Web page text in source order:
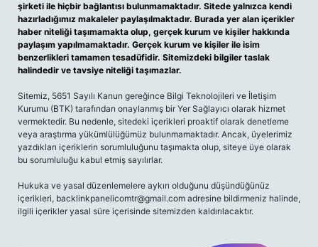
şirketi ile hiçbir bağlantısı bulunmamaktadır. Sitede yalnızca kendi
hazırladığımız makaleler paylaşılmaktadır. Burada yer alan içerikler
haber niteliği taşımamakta olup, gerçek kurum ve kişiler hakkında
paylaşım yapılmamaktadır. Gerçek kurum ve kişiler ile isim
benzerlikleri tamamen tesadüfidir. Sitemizdeki bilgiler taslak
halindedir ve tavsiye niteliği taşımazlar.
Sitemiz, 5651 Sayılı Kanun gereğince Bilgi Teknolojileri ve İletişim
Kurumu (BTK) tarafından onaylanmış bir Yer Sağlayıcı olarak hizmet
vermektedir. Bu nedenle, sitedeki içerikleri proaktif olarak denetleme
veya araştırma yükümlülüğümüz bulunmamaktadır. Ancak, üyelerimiz
yazdıkları içeriklerin sorumluluğunu taşımakta olup, siteye üye olarak
bu sorumluluğu kabul etmiş sayılırlar.
Hukuka ve yasal düzenlemelere aykırı olduğunu düşündüğünüz
içerikleri, backlinkpanelicomtr@gmail.com adresine bildirmeniz halinde,
ilgili içerikler yasal süre içerisinde sitemizden kaldırılacaktır.